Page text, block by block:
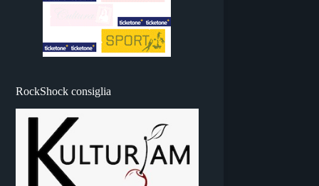
RockShock consiglia